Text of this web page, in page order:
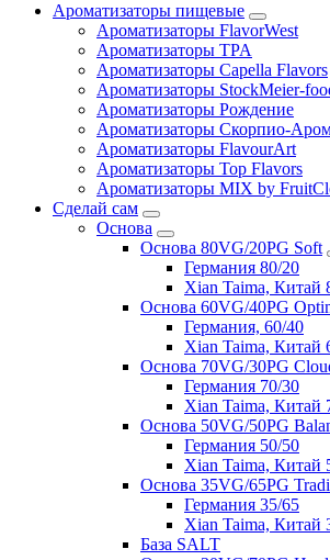
Ароматизаторы пищевые
Ароматизаторы FlavorWest
Ароматизаторы TPA
Ароматизаторы Capella Flavors
Ароматизаторы StockMeier-
Ароматизаторы Рождение
Ароматизаторы Скорпио-
Ароматизаторы FlavourArt
Ароматизаторы Top Flavors
Ароматизаторы MIX by
Сделай сам
Основа
Основа 80VG/20PG Soft
Германия 80/20
Xian Taima, Китай
Основа 60VG/40PG
Германия, 60/40
Xian Taima, Китай
Основа 70VG/30PG
Германия 70/30
Xian Taima, Китай
Основа 50VG/50PG
Германия 50/50
Xian Taima, Китай
Основа 35VG/65PG
Германия 35/65
Xian Taima, Китай
База SALT